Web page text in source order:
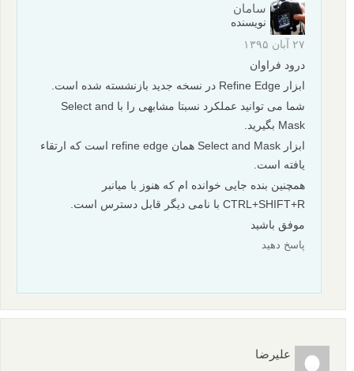
سامان
نویسنده
۲۷ آبان ۱۳۹۵
درود فراوان
ابزار Refine Edge در نسخه جدید بازنشسته شده است.
شما می توانید عملکرد نسبتا مشابهی را با Select and
Mask بگیرید.
ابزار Select and Mask همان refine edge است که ارتقاء
یافته است.
همچنین بنده جایی خوانده ام که هنوز با میانبر
CTRL+SHIFT+R با نامی دیگر قابل دسترس است.
موفق باشید
پاسخ دهید
علیرضا